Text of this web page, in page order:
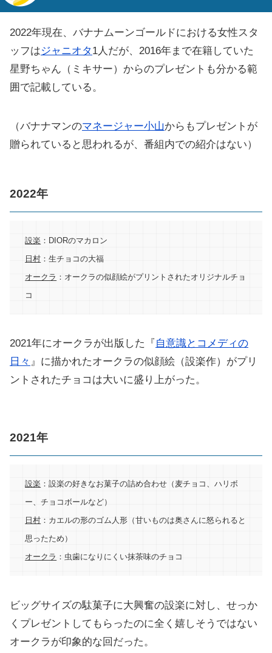
2022年現在、バナナムーンゴールドにおける女性スタ
ッフはジャニオタ 1人だが、2016年まで在籍していた
星野ちゃん（ミキサー）からのプレゼントも分かる範
囲で記載している。
（バナナマンのマネージャー小山からもプレゼントが
贈られていると思われるが、番組内での紹介はない）
2022年
設楽 ：DIORのマカロン
日村 ：生チョコの大福
オークラ ：オークラの似顔絵がプリントされたオリジナルチョ
コ
2021年にオークラが出版した『 自意識とコメディの
日々 』に描かれたオークラの似顔絵（設楽作）がプリ
ントされたチョコは大いに盛り上がった。
2021年
設楽 ：設楽の好きなお菓子の詰め合わせ（麦チョコ、ハリボ
ー、チョコボールなど）
日村 ：カエルの形のゴム人形（甘いものは奥さんに怒られると
思ったため）
オークラ ：虫歯になりにくい抹茶味のチョコ
ビッグサイズの駄菓子に大興奮の設楽に対し、せっか
くプレゼントしてもらったのに全く嬉しそうではない
オークラが印象的な回だった。